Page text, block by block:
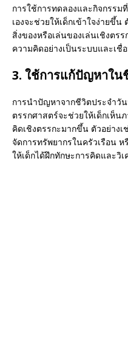
การใช้การทดลองและกิจกรรม
เองจะช่วยให้เด็กเข้าใจง่ายขึ้น
สิ่งของหรือเล่นของเล่นเชิงตร
ความคิดอย่างเป็นระบบและเชื่
3. ใช้การแก้ปัญหาใน
การนำปัญหาจากชีวิตประจำวั
ตรรกศาสตร์จะช่วยให้เด็กเห็
คิดเชิงตรรกะมากขึ้น ตัวอย่าง
จัดการทรัพยากรในครัวเรือน
ให้เด็กได้ฝึกทักษะการคิดและวิ